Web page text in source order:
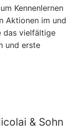
Kennenlernen
Aktionen im und
das vielfältige
und erste
& Sohn